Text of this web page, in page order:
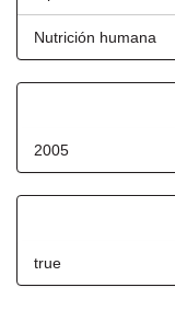
Nutrición humana
2005
true